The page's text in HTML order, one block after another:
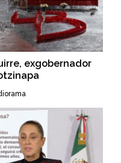
exgobernador